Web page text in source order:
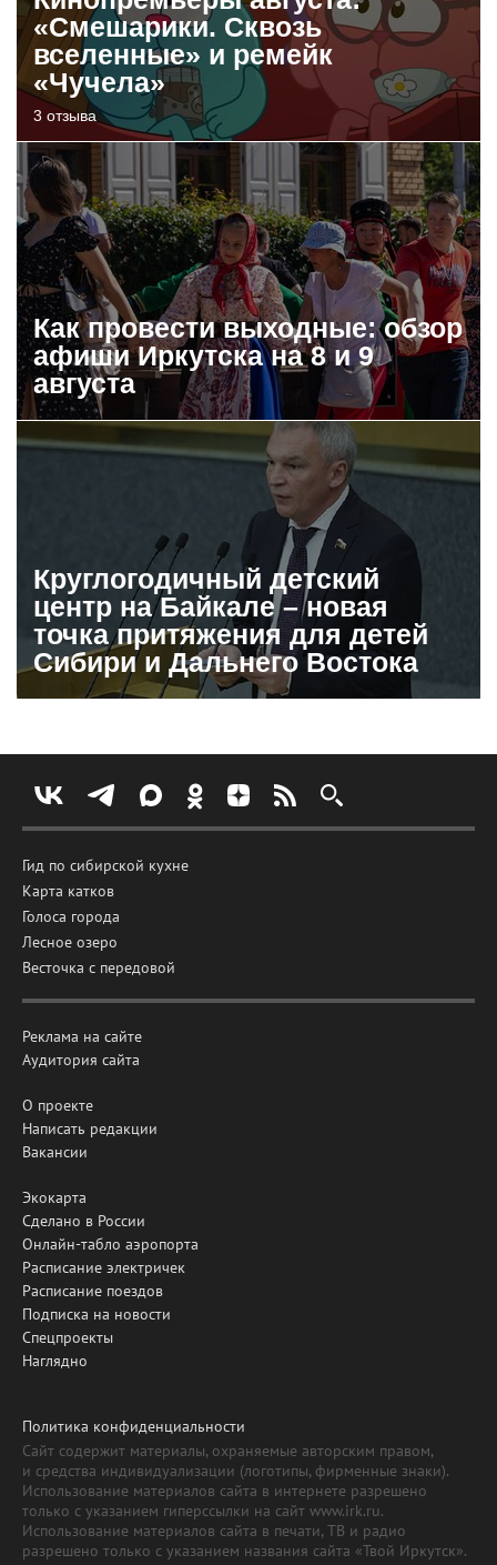
«Смешарики. Сквозь
вселенные» и ремейк
«Чучела»
3 отзыва
Как провести выходные: обзор
афиши Иркутска на 8 и 9
августа
Круглогодичный детский
центр на Байкале – новая
точка притяжения для детей
Сибири и Дальнего Востока
Гид по сибирской кухне
Карта катков
Голоса города
Лесное озеро
Весточка с передовой
Реклама на сайте
Аудитория сайта
О проекте
Написать редакции
Вакансии
Экокарта
Сделано в России
Онлайн-табло аэропорта
Расписание электричек
Расписание поездов
Подписка на новости
Спецпроекты
Наглядно
Политика конфиденциальности
Сайт содержит материалы, охраняемые авторским правом,
и средства индивидуализации (логотипы, фирменные знаки).
Использование материалов сайта в интернете разрешено
только с указанием гиперссылки на сайт www.irk.ru.
Использование материалов сайта в печати, ТВ и радио
разрешено только с указанием названия сайта «Твой Иркутск».